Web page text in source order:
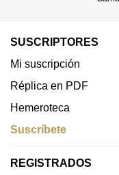
SUSCRIPTORES
Mi suscripción
Réplica en PDF
Hemeroteca
Suscríbete
REGISTRADOS